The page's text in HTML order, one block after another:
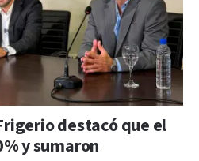
destacó que el
y sumaron